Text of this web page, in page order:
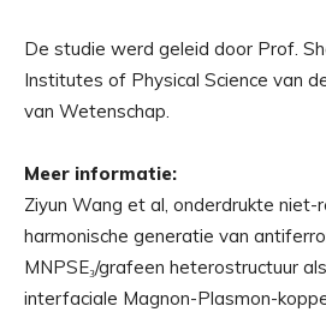
De studie werd geleid door Prof.
Institutes of Physical Science van
van Wetenschap.
Meer informatie:
Ziyun Wang et al, onderdrukte
harmonische generatie van
MNPSE₃/grafeen heterostructuur
interfaciale Magnon-Plasmon-